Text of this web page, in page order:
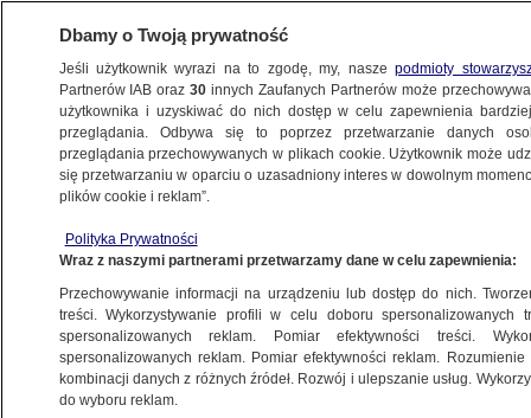
WARSZAWA
NAJNOWSZE
Żandarmeria Wojskowa prowadzi śledztwo
11.08.2022, 16:32
Udostępnij
Dbamy o Twoją prywatność
Jeśli użytkownik wyrazi na to zgodę, my, naszepodmioty
Partnerów IAB oraz30 innych Zaufanych Partnerów może
użytkownika i uzyskiwać do nich dostęp w celu zapewnienia
przeglądania. Odbywa się to poprzez przetwarzanie danych
przeglądania przechowywanych w plikach cookie. Użytkownik może
się przetwarzaniu w oparciu o uzasadniony interes w dowolnym
plików cookie i reklam”.
Polityka Prywatności
Wraz z naszymi partnerami przetwarzamy dane w celu zapewnienia:
Przechowywanie informacji na urządzeniu lub dostęp do nich.
treści. Wykorzystywanie profili w celu doboru spersonalizowanych
spersonalizowanych reklam. Pomiar efektywności treści.
spersonalizowanych reklam. Pomiar efektywności reklam.
kombinacji danych z różnych źródeł. Rozwój i ulepszanie usług.
do wyboru reklam.